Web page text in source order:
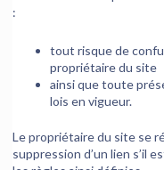
:
tout risque de
propriétaire du site
ainsi que toute
lois en vigueur.
Le propriétaire du site se
suppression d’un lien s’il